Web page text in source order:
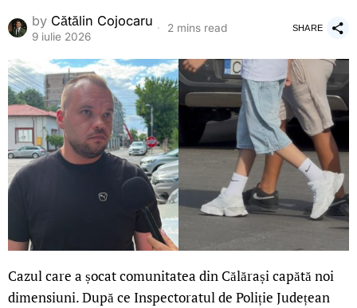
by Cătălin Cojocaru
9 iulie 2026
2 mins read SHARE
Cazul care a șocat comunitatea din Călărași capătă noi
dimensiuni. După ce Inspectoratul de Poliție Județean